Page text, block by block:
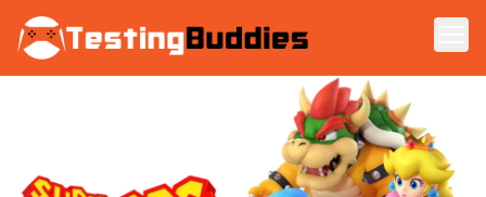
Zum Hauptinhalt springen